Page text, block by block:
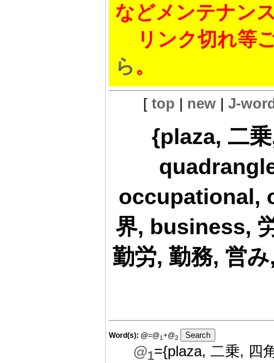
などメンテナン
リンク切れ等
ら。
[ top | new| J-
{plaza, 二
occupational,
界, business,
勤労, 勤務, 営
Word(s): @=@1+@2
@1={plaza, 二乗, 四